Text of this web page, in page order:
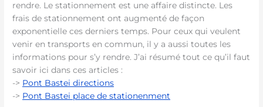
rendre. Le stationnement est une affaire distincte. Les
frais de stationnement ont augmenté de façon
exponentielle ces derniers temps. Pour ceux qui veulent
venir en transports en commun, il y a aussi toutes les
informations pour s’y rendre. J’ai résumé tout ce qu’il faut
savoir ici dans ces articles :
-> Pont Bastei directions
-> Pont Bastei place de stationenment